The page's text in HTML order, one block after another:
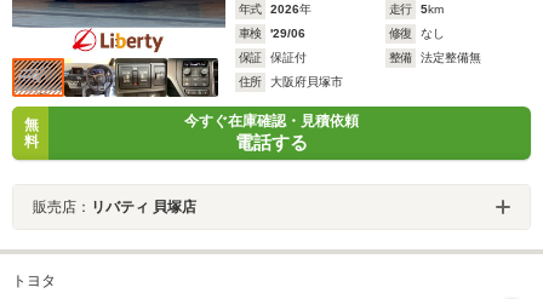
年式 2026年 走行 5km
車検
'29/06 修復
なし
保証
保証付 整備
法定整備無
住所
大阪府貝塚市
無
料
今すぐ在庫確認・見積依頼
電話する
販売店： リバティ 貝塚店
トヨタ